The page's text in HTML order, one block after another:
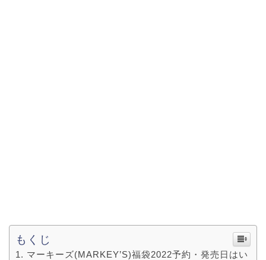
もくじ
マーキーズ(MARKEY’S)福袋2022予約・発売日はい